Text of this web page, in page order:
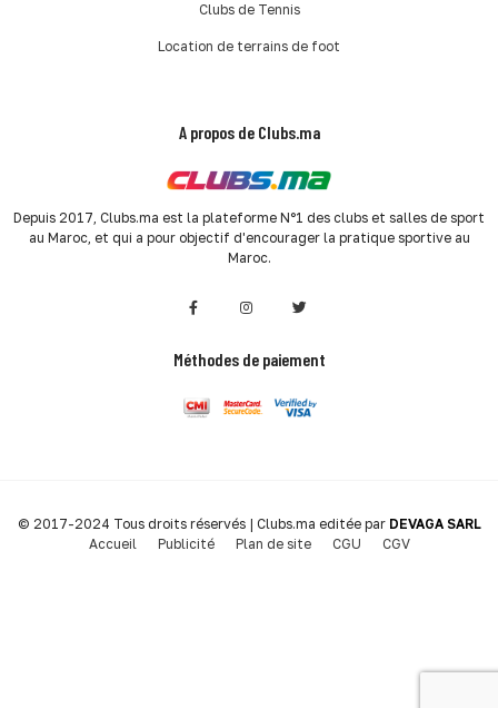
Clubs de Tennis
Location de terrains de foot
A propos de Clubs.ma
Depuis 2017, Clubs.ma est la plateforme N°1 des clubs et salles de sport
au Maroc, et qui a pour objectif d'encourager la pratique sportive au
Maroc.
Méthodes de paiement
© 2017-2024 Tous droits réservés | Clubs.ma editée par DEVAGA SARL
Accueil
Publicité Plan de site CGU CGV